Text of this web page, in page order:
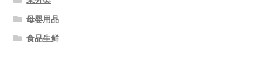
母婴用品
食品生鲜